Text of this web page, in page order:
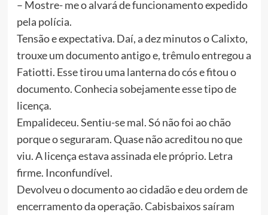
– Mostre- me o alvará de funcionamento expedido
pela polícia.
Tensão e expectativa. Daí, a dez minutos o Calixto,
trouxe um documento antigo e, trêmulo entregou a
Fatiotti. Esse tirou uma lanterna do cós e fitou o
documento. Conhecia sobejamente esse tipo de
licença.
Empalideceu. Sentiu-se mal. Só não foi ao chão
porque o seguraram. Quase não acreditou no que
viu. A licença estava assinada ele próprio. Letra
firme. Inconfundível.
Devolveu o documento ao cidadão e deu ordem de
encerramento da operação. Cabisbaixos saíram